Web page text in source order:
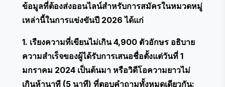
ข้อมูลที่ต้องส่งออนไลน์สำหรับการสมัครในหมวดหมู่
เหล่านี้ในการแข่งขันปี 2026 ได้แก่
1. เรียงความที่เขียนไม่เกิน 4,900 ตัวอักษร อธิบาย
ความสำเร็จของผู้ได้รับการเสนอชื่อตั้งแต่วันที่ 1
มกราคม 2024 เป็นต้นมา หรือวิดีโอความยาวไม่
เกินห้านาที (5 นาที) ที่ตอบคำถามทั้งหมดเดียวกัน: